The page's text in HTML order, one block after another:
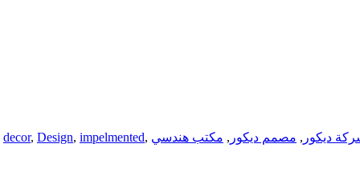
decor, Design, impelmented, ديكور , مصمم ديكور , مكتب هندسي